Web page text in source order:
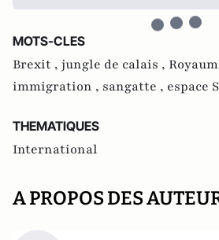
MOTS-CLES
Brexit , jungle de calais ,
immigration , sangatte , espace
THEMATIQUES
International
A PROPOS DES